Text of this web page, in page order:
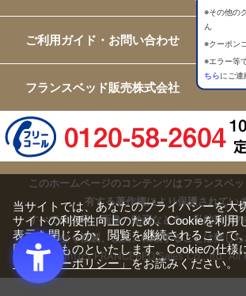
※その他の
ん
※クーポン
※エラー等
ちらにご連
ご利用ガイド・お問い合わせ
フランスベッド販売株式会社
このホームページのコンテンツはフランスベ
有する著作権により保護されてい
すべての文章、画像、動画などを、私的利用
可なく複製、改変、転載することは禁じ
Copyright(c) FRANCEBED Sales Co., ltd. All
当サイトでは、あなたのプライバシーを大
サイトの利便性向上のため、Cookieを利用
表示を閉じるか、閲覧を継続されることで
同意するものといたします。Cookieの仕様
ライバシーポリシー」をお読みください。